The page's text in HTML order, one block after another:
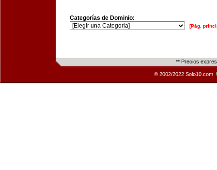
Categorías de Dominio:
[Pág.
** Precios
© 2002/2022 Solo10.com